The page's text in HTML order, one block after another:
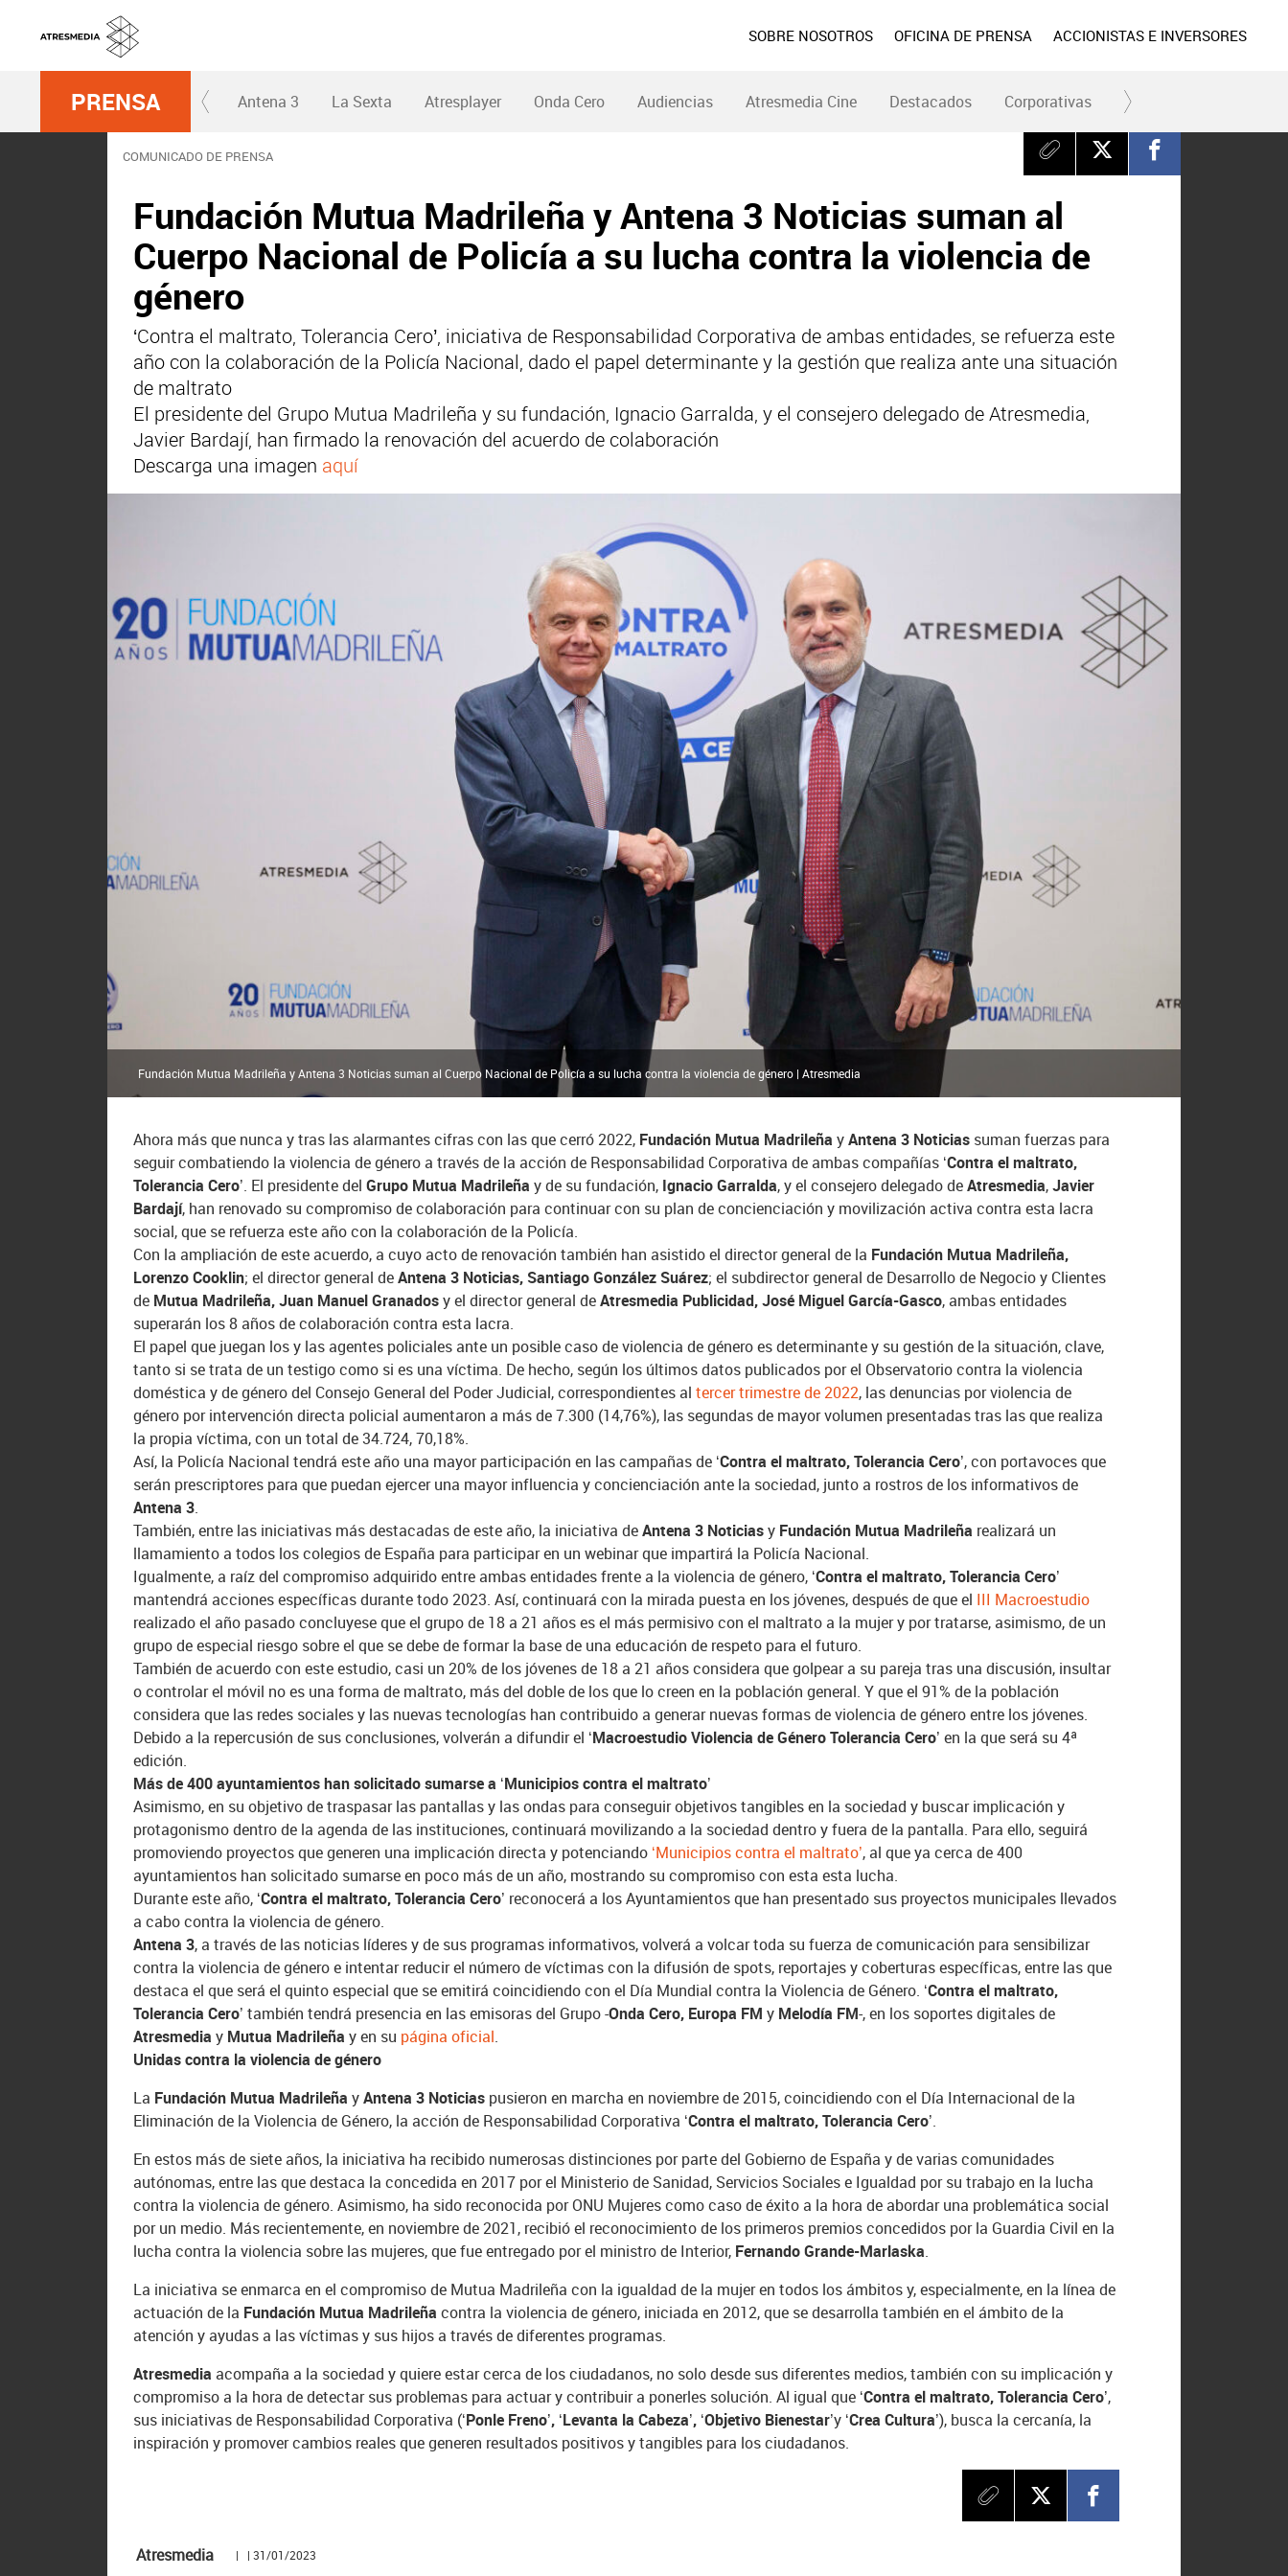
SOBRE NOSOTROS OFICINA DE PRENSA ACCIONISTAS E INVERSORES
PRENSA Antena 3 La Sexta Atresplayer Onda Cero Audiencias Atresmedia Cine Destacados Corporativas RC y Fundación
COMUNICADO DE PRENSA
Fundación Mutua Madrileña y Antena 3 Noticias suman al
Cuerpo Nacional de Policía a su lucha contra la violencia de
género
‘Contra el maltrato, Tolerancia Cero’, iniciativa de Responsabilidad Corporativa de ambas entidades, se refuerza este
año con la colaboración de la Policía Nacional, dado el papel determinante y la gestión que realiza ante una situación
de maltrato
El presidente del Grupo Mutua Madrileña y su fundación, Ignacio Garralda, y el consejero delegado de Atresmedia,
Javier Bardají, han firmado la renovación del acuerdo de colaboración
Descarga una imagen aquí
Fundación Mutua Madrileña y Antena 3 Noticias suman al Cuerpo Nacional de Policía a su lucha contra la violencia de género | Atresmedia
Ahora más que nunca y tras las alarmantes cifras con las que cerró 2022, Fundación Mutua Madrileña yAntena 3 Noticias suman fuerzas para
seguir combatiendo la violencia de género a través de la acción de Responsabilidad Corporativa de ambas compañías ‘Contra el maltrato,
Tolerancia Cero’. El presidente delGrupo Mutua Madrileña y de su fundación, Ignacio Garralda, y el consejero delegado deAtresmedia,Javier
Bardají, han renovado su compromiso de colaboración para continuar con su plan de concienciación y movilización activa contra esta lacra
social, que se refuerza este año con la colaboración de la Policía.
Con la ampliación de este acuerdo, a cuyo acto de renovación también han asistido el director general de la Fundación Mutua Madrileña,
Lorenzo Cooklin; el director general deAntena 3 Noticias, Santiago González Suárez; el subdirector general de Desarrollo de Negocio y Clientes
de Mutua Madrileña,Juan Manuel Granadosy el director generaldeAtresmedia Publicidad,José Miguel García-Gasco, ambas entidades
superarán los 8 años de colaboración contra esta lacra.
El papel que juegan los y las agentes policiales ante un posible caso de violencia de género es determinante y su gestión de la situación, clave,
tanto si se trata de un testigo como si es una víctima. De hecho, según los últimos datos publicados porel Observatorio contra la violencia
doméstica y de género del Consejo General del Poder Judicial, correspondientes altercer trimestre de 2022, las denuncias por violencia de
género por intervención directa policial aumentaron a más de 7.300 (14,76%), las segundas de mayor volumen presentadas tras las que realiza
la propia víctima, con un total de 34.724, 70,18%.
Así, la Policía Nacional tendrá este año una mayor participación en las campañas de ‘Contra el maltrato, Tolerancia Cero’, con portavoces que
serán prescriptores para que puedan ejercer una mayor influencia y concienciación ante la sociedad, junto a rostros de los informativos de
Antena 3.
También, entre las iniciativas más destacadas de este año, la iniciativa deAntena 3 Noticiasy Fundación Mutua Madrileña realizará un
llamamiento a todos loscolegios de España para participar en un webinar que impartirá la Policía Nacional.
Igualmente, a raíz del compromiso adquirido entre ambas entidades frente a la violencia de género, ‘Contra el maltrato, Tolerancia Cero’
mantendrá acciones específicas durante todo 2023. Así, continuará con la mirada puesta en los jóvenes, después de que el III Macroestudio
realizado el año pasado concluyese que el grupo de 18 a 21 años es el más permisivo con el maltrato a la mujer y por tratarse, asimismo, de un
grupo de especial riesgo sobre el que se debe de formar la base de una educación de respeto para el futuro.
También de acuerdo con este estudio, casi un 20% de los jóvenes de 18 a 21 años considera que golpear a su pareja tras una discusión, insultar
o controlar el móvil no es una forma de maltrato, más del doble de los que lo creen en la población general. Y que el 91% de la población
considera que las redes sociales y las nuevas tecnologías han contribuido a generar nuevas formas de violencia de género entre los jóvenes.
Debido a la repercusión de sus conclusiones,volverán a difundir el ‘Macroestudio Violencia de Género Tolerancia Cero’ en la que será su 4ª
edición.
Más de 400 ayuntamientos han solicitado sumarse a ‘Municipios contra el maltrato’
Asimismo, en su objetivo de traspasar las pantallas y las ondas para conseguir objetivos tangibles en la sociedad y buscar implicación y
protagonismo dentro de la agenda de las instituciones, continuará movilizando a la sociedad dentro y fuera de la pantalla. Para ello, seguirá
promoviendo proyectos que generen una implicación directa y potenciando ‘Municipios contra el maltrato’, al que ya cerca de 400
ayuntamientos han solicitado sumarse en poco más de un año, mostrando su compromiso con esta esta lucha.
Durante este año, ‘Contra el maltrato, Tolerancia Cero’ reconocerá a los Ayuntamientos que han presentado sus proyectos municipales llevados
a cabo contra la violencia de género.
Antena 3, a través de las noticias líderes y de sus programas informativos, volverá a volcar toda su fuerza de comunicación para sensibilizar
contra la violencia de género e intentar reducir el número de víctimas con la difusión de spots, reportajes y coberturas específicas, entre las que
destaca el que será elquinto especial que se emitirá coincidiendo con el Día Mundial contra la Violencia de Género. ‘Contra el maltrato,
Tolerancia Cero’ también tendrá presencia en las emisoras del Grupo -Onda Cero, Europa FM y Melodía FM-, en los soportes digitales de
Atresmediay Mutua Madrileña y en su página oficial.
Unidas contra la violencia de género
La Fundación Mutua Madrileña yAntena 3 Noticias pusieron en marcha en noviembre de 2015, coincidiendo con el Día Internacional de la
Eliminación de la Violencia de Género, la acción de Responsabilidad Corporativa ‘Contra el maltrato, Tolerancia Cero’.
En estos más de siete años, la iniciativa ha recibido numerosas distinciones por parte del Gobierno de España y de varias comunidades
autónomas, entre las que destaca la concedida en 2017 porel Ministerio de Sanidad, Servicios Sociales e Igualdad por su trabajo en la lucha
contra la violencia de género. Asimismo, ha sido reconocida por ONU Mujeres como caso de éxito a la hora de abordar una problemática social
por un medio. Más recientemente, en noviembre de 2021, recibió el reconocimiento de los primeros premios concedidos por la Guardia Civil en la
lucha contra la violencia sobre las mujeres, que fue entregado por el ministro de Interior, Fernando Grande-Marlaska.
La iniciativa se enmarca en el compromiso de Mutua Madrileña con la igualdad de la mujer en todos los ámbitos y, especialmente, en la línea de
actuación de la Fundación Mutua Madrileña contra la violencia de género, iniciada en 2012, que se desarrolla también en el ámbito de la
atención y ayudas a las víctimas y sus hijos a través de diferentes programas.
Atresmedia acompaña a la sociedad y quiere estar cerca de los ciudadanos, no solo desde sus diferentes medios, también con su implicación y
compromiso a la hora de detectar sus problemas para actuar y contribuir a ponerles solución. Al igual que ‘Contra el maltrato, Tolerancia Cero’,
sus iniciativas de Responsabilidad Corporativa (‘Ponle Freno’, ‘Levanta la Cabeza’, ‘Objetivo Bienestar’y ‘Crea Cultura’), busca la cercanía, la
inspiración y promover cambios reales que generen resultados positivos y tangibles para los ciudadanos.
Atresmedia | | 31/01/2023